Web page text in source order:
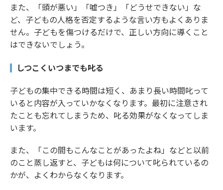
また、「頭が悪い」「嘘つき」「どうせできない」な
ど、子どもの人格を否定するような言い方もよくありま
せん。子どもを傷つけるだけで、正しい方向に導くこと
はできないでしょう。
しつこくいつまでも叱る
子どもの集中できる時間は短く、あまり長い時間叱って
いると内容が入っていかなくなります。最初に注意され
たことも忘れてしまうため、叱る効果がなくなってしま
います。
また、「この間もこんなことがあったよね」などと以前
のこと蒸し返すと、子どもは何について叱られているの
かが、よくわからなくなります。